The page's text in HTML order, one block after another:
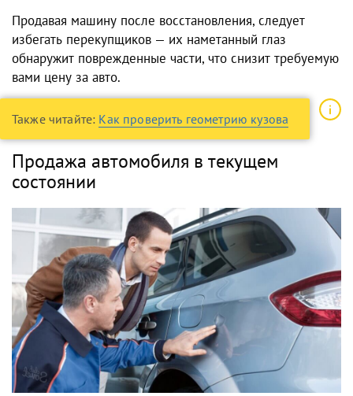
Продавая машину после восстановления, следует
избегать перекупщиков — их наметанный глаз
обнаружит поврежденные части, что снизит требуемую
вами цену за авто.
Также читайте: Как проверить геометрию кузова
Продажа автомобиля в текущем
состоянии